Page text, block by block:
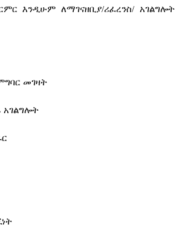
እንዲሁም ለማገናዘቢያ/ሪፈረንስ/ አገልግሎት
መገዛት
አገልግሎት